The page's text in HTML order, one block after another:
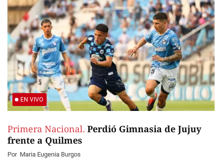
EN VIVO
Primera Nacional. Perdió Gimnasia de Jujuy
frente a Quilmes
Por Maria Eugenia Burgos